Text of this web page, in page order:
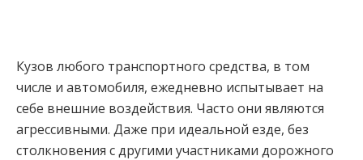
Кузов любого транспортного средства, в том
числе и автомобиля, ежедневно испытывает на
себе внешние воздействия. Часто они являются
агрессивными. Даже при идеальной езде, без
столкновения с другими участниками дорожного